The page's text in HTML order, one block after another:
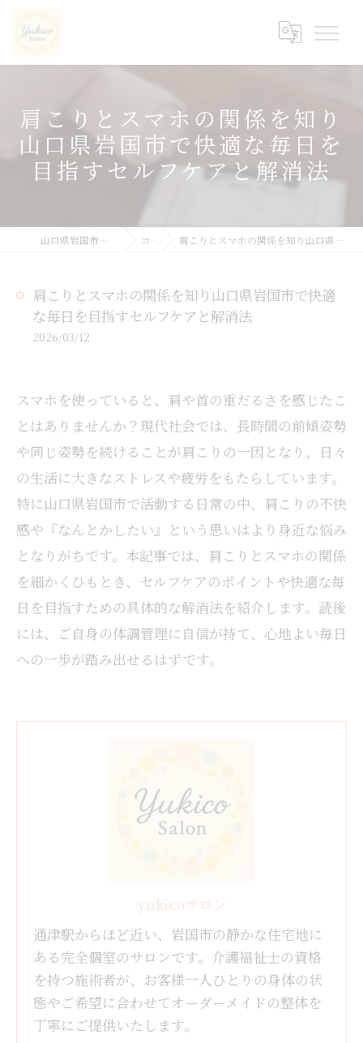
肩こりとスマホの関係を知り
山口県岩国市で快適な毎日を
目指すセルフケアと解消法
山口県岩国市の整体ならyukicoサロン コラム 肩こりとスマホの関係を知り山口県岩国市で快適な毎日を目指すセルフケアと解消法
肩こりとスマホの関係を知り山口県岩国市で快適
な毎日を目指すセルフケアと解消法
2026/03/12
スマホを使っていると、肩や首の重だるさを感じたこ
とはありませんか？現代社会では、長時間の前傾姿勢
や同じ姿勢を続けることが肩こりの一因となり、日々
の生活に大きなストレスや疲労をもたらしています。
特に山口県岩国市で活動する日常の中、肩こりの不快
感や『なんとかしたい』という思いはより身近な悩み
となりがちです。本記事では、肩こりとスマホの関係
を細かくひもとき、セルフケアのポイントや快適な毎
日を目指すための具体的な解消法を紹介します。読後
には、ご自身の体調管理に自信が持て、心地よい毎日
への一歩が踏み出せるはずです。
yukicoサロン
通津駅からほど近い、岩国市の静かな住宅地に
ある完全個室のサロンです。介護福祉士の資格
を持つ施術者が、お客様一人ひとりの身体の状
態やご希望に合わせてオーダーメイドの整体を
丁寧にご提供いたします。